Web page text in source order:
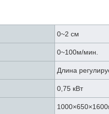
0~2 см
0~100м/мин.
Длина
0,75 кВт